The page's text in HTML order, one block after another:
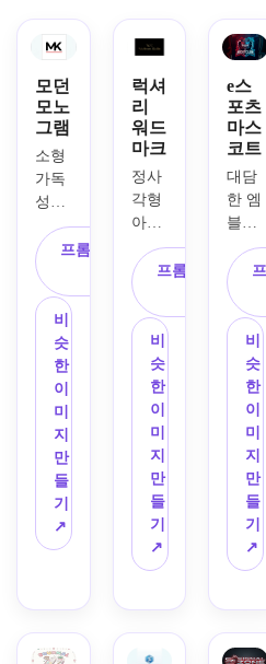
모던
모노
그램
소형
가독
성이
강한
정사
각형
구성
을 중
심으
로 이
니셜
MK
를 사
용하
여 크
리에
이터
채널
브 로
프롬프트 복
비
슷
한
이
미
지
만
들
기
↗
럭셔
리
워드
마크
정사
각형
아바
타 친
화적
인 레
이아
웃으
Velvet
Edit
이름
에 대
한 우
아한
YouTube
채널
로고
드세
요.
얇은
프롬프트 복
비
슷
한
이
미
지
만
들
기
↗
e스
포츠
마스
코트
대담
한 엠
블럼
배지
안에
늑대
마스
코트
가 특
징인
채널
에 대
fierce
gaming
를 생
성합
니다.
비
슷
한
이
미
지
만
들
기
↗